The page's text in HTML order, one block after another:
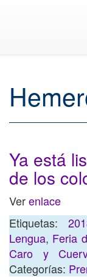
Ya está
de los
Verenlace
Etiquetas:
Lengua, Feria
Caro y
Categorías: